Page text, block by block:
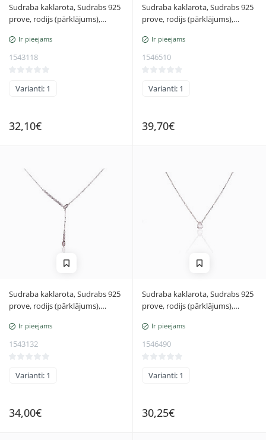
Sudraba kaklarota, Sudrabs 925
prove, rodijs (pārklājums),
Ir pieejams
1543118
Varianti: 1
32,10€
Sudraba kaklarota, Sudrabs 925
prove, rodijs (pārklājums),
Regulējamais garums
Ir pieejams
1546510
Varianti: 1
39,70€
Sudraba kaklarota, Sudrabs 925
prove, rodijs (pārklājums),
Ir pieejams
1543132
Varianti: 1
34,00€
Sudraba kaklarota, Sudrabs 925
prove, rodijs (pārklājums),
Ir pieejams
1546490
Varianti: 1
30,25€